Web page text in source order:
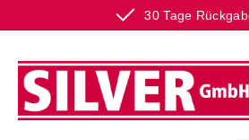
30 Tage
Zum Hauptinhalt springen